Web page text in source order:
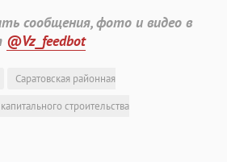
сообщения, фото и видео в
@Vz_feedbot
Саратовская районная
строительства